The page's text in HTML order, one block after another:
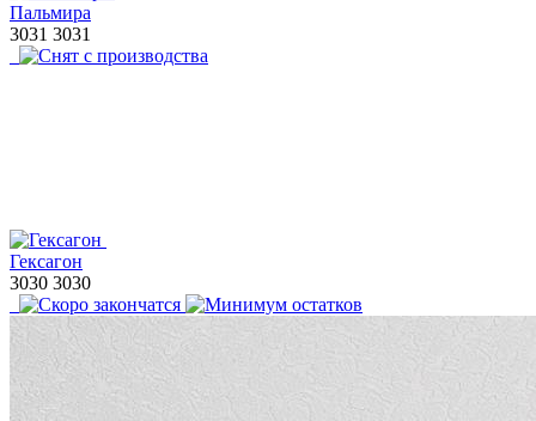
Пальмира
3031 3031
Гексагон
3030 3030